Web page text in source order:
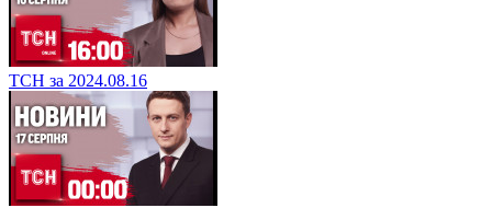
ТСН за 2024.08.16